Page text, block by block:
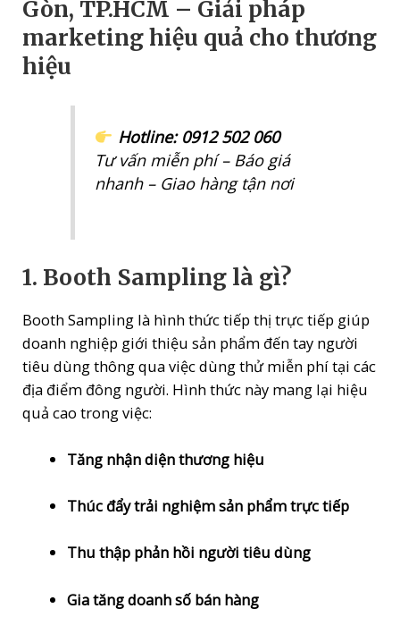
Gòn, TP.HCM – Giải pháp
marketing hiệu quả cho thương
hiệu
Hotline: 0912 502 060
Tư vấn miễn phí – Báo giá
nhanh – Giao hàng tận nơi
1. Booth Sampling là gì?
Booth Sampling là hình thức tiếp thị trực tiếp giúp
doanh nghiệp giới thiệu sản phẩm đến tay người
tiêu dùng thông qua việc dùng thử miễn phí tại các
địa điểm đông người. Hình thức này mang lại hiệu
quả cao trong việc:
Tăng nhận diện thương hiệu
Thúc đẩy trải nghiệm sản phẩm trực tiếp
Thu thập phản hồi người tiêu dùng
Gia tăng doanh số bán hàng